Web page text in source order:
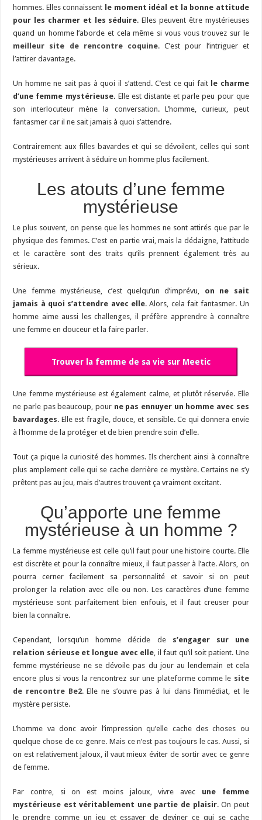
hommes. Elles connaissent le moment idéal et la bonne attitude
pour les charmer et les séduire. Elles peuvent être mystérieuses
quand un homme l’aborde et cela même si vous vous trouvez sur le
meilleur site de rencontre coquine. C’est pour l’intriguer et
l’attirer davantage.
Un homme ne sait pas à quoi il s’attend. C’est ce qui fait le charme
d’une femme mystérieuse. Elle est distante et parle peu pour que
son interlocuteur mène la conversation. L’homme, curieux, peut
fantasmer car il ne sait jamais à quoi s’attendre.
Contrairement aux filles bavardes et qui se dévoilent, celles qui sont
mystérieuses arrivent à séduire un homme plus facilement.
Les atouts d’une femme
mystérieuse
Le plus souvent, on pense que les hommes ne sont attirés que par le
physique des femmes. C’est en partie vrai, mais la dédaigne, l’attitude
et le caractère sont des traits qu’ils prennent également très au
sérieux.
Une femme mystérieuse, c’est quelqu’un d’imprévu, on ne sait
jamais à quoi s’attendre avec elle. Alors, cela fait fantasmer. Un
homme aime aussi les challenges, il préfère apprendre à connaître
une femme en douceur et la faire parler.
Trouver la femme de sa vie sur Meetic
Une femme mystérieuse est également calme, et plutôt réservée. Elle
ne parle pas beaucoup, pour ne pas ennuyer un homme avec ses
bavardages. Elle est fragile, douce, et sensible. Ce qui donnera envie
à l’homme de la protéger et de bien prendre soin d’elle.
Tout ça pique la curiosité des hommes. Ils cherchent ainsi à connaître
plus amplement celle qui se cache derrière ce mystère. Certains ne s’y
prêtent pas au jeu, mais d’autres trouvent ça vraiment excitant.
Qu’apporte une femme
mystérieuse à un homme ?
La femme mystérieuse est celle qu’il faut pour une histoire courte. Elle
est discrète et pour la connaître mieux, il faut passer à l’acte. Alors, on
pourra cerner facilement sa personnalité et savoir si on peut
prolonger la relation avec elle ou non. Les caractères d’une femme
mystérieuse sont parfaitement bien enfouis, et il faut creuser pour
bien la connaître.
Cependant, lorsqu’un homme décide de s’engager sur une
relation sérieuse et longue avec elle , il faut qu’il soit patient. Une
femme mystérieuse ne se dévoile pas du jour au lendemain et cela
encore plus si vous la rencontrez sur une plateforme comme le site
de rencontre Be2. Elle ne s’ouvre pas à lui dans l’immédiat, et le
mystère persiste.
L’homme va donc avoir l’impression qu’elle cache des choses ou
quelque chose de ce genre. Mais ce n’est pas toujours le cas. Aussi, si
on est relativement jaloux, il vaut mieux éviter de sortir avec ce genre
de femme.
Par contre, si on est moins jaloux, vivre avec une femme
mystérieuse est véritablement une partie de plaisir. On peut
le prendre comme un jeu et essayer de deviner ce qui se cache